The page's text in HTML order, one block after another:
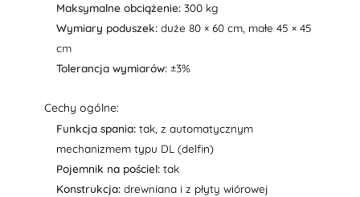
Maksymalne obciążenie:300 kg
Wymiary poduszek:duże 80 × 60 cm, małe 45 × 45
cm
Tolerancja wymiarów:±3%
Cechy ogólne:
Funkcja spania:tak, z automatycznym
mechanizmem typu DL (delfin)
Pojemnik na pościel:tak
Konstrukcja:drewniana i z płyty wiórowej